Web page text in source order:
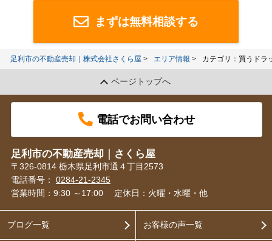
まずは無料相談する
足利市の不動産売却｜株式会社さくら屋 エリア情報 カテゴリ：買うドラ
ページトップへ
電話でお問い合わせ
足利市の不動産売却｜さくら屋
〒326-0814 栃木県足利市通４丁目2573
電話番号： 0284-21-2345
営業時間：9:30 ～17:00
定休日：火曜・水曜・他
ブログ一覧 お客様の声一覧